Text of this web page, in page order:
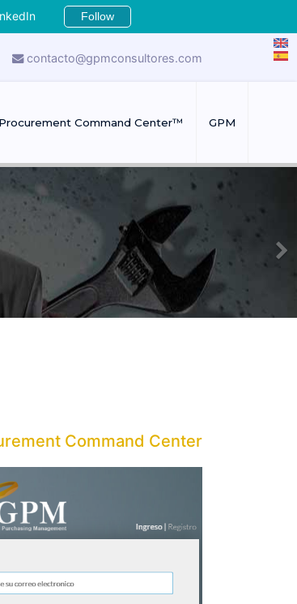
Follow
contacto@gpmconsultores.com
Procurement Command Center™ GPM
Command Center